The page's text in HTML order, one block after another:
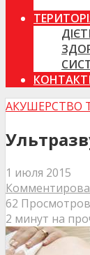
АКУШЕРСТВО
1 июля 2015
62 Просмотров
2 минут на